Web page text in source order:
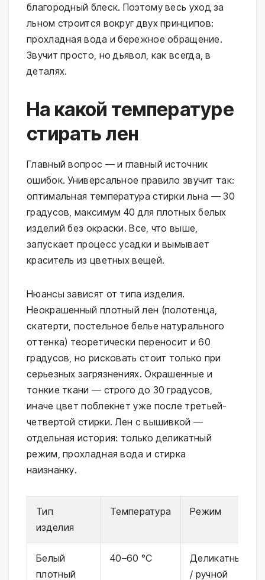
благородный блеск. Поэтому весь уход за
льном строится вокруг двух принципов:
прохладная вода и бережное обращение.
Звучит просто, но дьявол, как всегда, в
деталях.
На какой температуре
стирать лен
Главный вопрос — и главный источник
ошибок. Универсальное правило звучит так:
оптимальная температура стирки льна — 30
градусов, максимум 40 для плотных белых
изделий без окраски. Все, что выше,
запускает процесс усадки и вымывает
краситель из цветных вещей.
Нюансы зависят от типа изделия.
Неокрашенный плотный лен (полотенца,
скатерти, постельное белье натурального
оттенка) теоретически переносит и 60
градусов, но рисковать стоит только при
серьезных загрязнениях. Окрашенные и
тонкие ткани — строго до 30 градусов,
иначе цвет поблекнет уже после третьей-
четвертой стирки. Лен с вышивкой —
отдельная история: только деликатный
режим, прохладная вода и стирка
наизнанку.
Тип
изделия
Температура Режим
Белый
плотный
40–60 °C
Деликатный
/ ручной